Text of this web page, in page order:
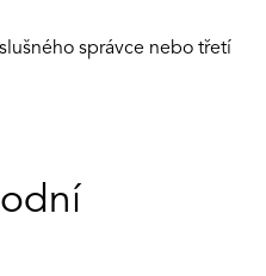
správce nebo třetí